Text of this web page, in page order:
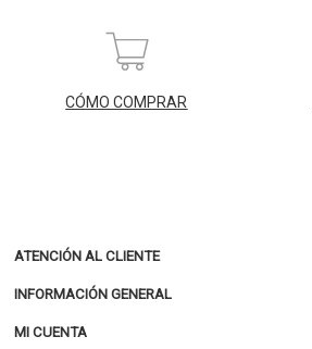
CÓMO COMPRAR
ATENCIÓN AL CLIENTE
INFORMACIÓN GENERAL
MI CUENTA